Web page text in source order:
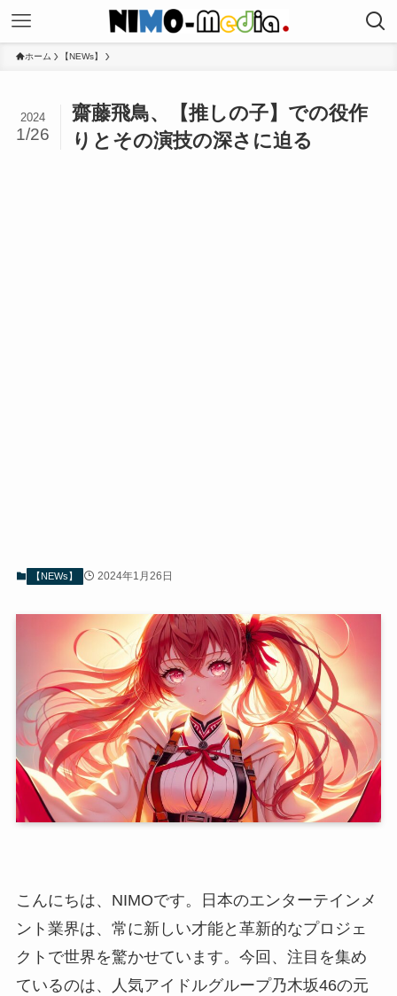
ホーム 【NEWs】
齋藤飛鳥、【推しの子】での役作
りとその演技の深さに迫る
2024
1/26
【NEWs】 2024年1月26日
こんにちは、NIMOです。日本のエンターテインメ
ント業界は、常に新しい才能と革新的なプロジェ
クトで世界を驚かせています。今回、注目を集め
ているのは、人気アイドルグループ乃木坂46の元